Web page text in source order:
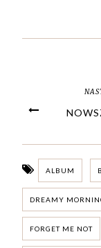
ALBUM
DREAMY
FORGET ME NOT